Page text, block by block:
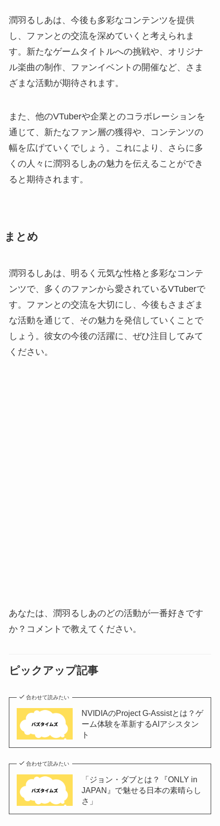
潤羽るしあは、今後も多彩なコンテンツを提供
し、ファンとの交流を深めていくと考えられま
す。新たなゲームタイトルへの挑戦や、オリジナ
ル楽曲の制作、ファンイベントの開催など、さま
ざまな活動が期待されます。
また、他のVTuberや企業とのコラボレーションを
通じて、新たなファン層の獲得や、コンテンツの
幅を広げていくでしょう。これにより、さらに多
くの人々に潤羽るしあの魅力を伝えることができ
ると期待されます。
まとめ
潤羽るしあは、明るく元気な性格と多彩なコンテ
ンツで、多くのファンから愛されているVTuberで
す。ファンとの交流を大切にし、今後もさまざま
な活動を通じて、その魅力を発信していくことで
しょう。彼女の今後の活躍に、ぜひ注目してみて
ください。
あなたは、潤羽るしあのどの活動が一番好きです
か？コメントで教えてください。
ピックアップ記事
合わせて読みたい
NVIDIAのProject G-Assistとは？ゲ
ーム体験を革新するAIアシスタン
ト
合わせて読みたい
「ジョン・ダブとは？『ONLY in
JAPAN』で魅せる日本の素晴らし
さ」